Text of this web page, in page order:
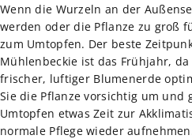
Wenn die Wurzeln an der
werden oder die Pflanze zu groß
zum Umtopfen. Der beste
Mühlenbeckie ist das Frühjahr,
frischer, luftiger Blumenerde
Sie die Pflanze vorsichtig um und
Umtopfen etwas Zeit zur
normale Pflege wieder